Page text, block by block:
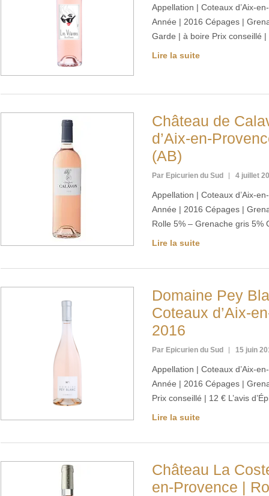
Appellation | Coteaux d’Aix-
Année | 2016 Cépages |
Garde | à boire Prix conseillé
Lire la suite
Château de
d’Aix-en-
(AB)
Par Epicurien du Sud 4 juillet
Appellation | Coteaux d’Aix-
Année | 2016 Cépages |
Rolle 5% – Grenache gris
Lire la suite
Domaine Pey
Coteaux d’Aix-
2016
Par Epicurien du Sud 15 juin
Appellation | Coteaux d’Aix-
Année | 2016 Cépages |
Prix conseillé | 12 € L’avis
Lire la suite
Château La
en-Provence |